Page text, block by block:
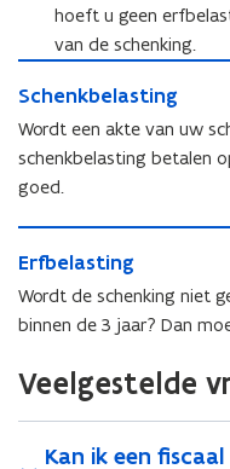
hoeft u geen
van de schenking.
c
h
n
k
b
l
a
s
i
n
g
Schenkbelasting
S
c
e
n
k
e
l
a
t
n
Wordt een akte van uw
schenkbelasting betalen
goed.
r
f
b
e
a
s
Erfbelasting
E
r
f
b
l
Wordt de schenking niet
binnen de 3 jaar? Dan
Veelgestelde
Kan ik een